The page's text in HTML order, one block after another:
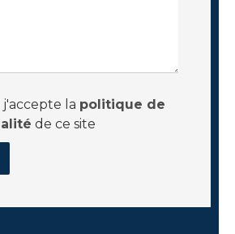
j'accepte la politique de
de ce site